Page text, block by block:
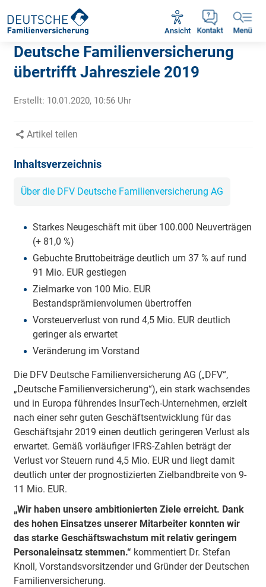
Kontakt
Ansicht Menü
Rückruf vereinbaren
Deutsche Familienversicherung
übertrifft Jahresziele 2019
Erstellt: 10.01.2020, 10:56Uhr
Artikel teilen
Starkes Neugeschäft mit über 100.000 Neuverträgen
(+ 81,0 %)
Gebuchte Bruttobeiträge deutlich um 37 % auf rund
91 Mio. EUR gestiegen
Zielmarke von 100 Mio. EUR
Bestandsprämienvolumen übertroffen
Vorsteuerverlust von rund 4,5 Mio. EUR deutlich
geringer als erwartet
Veränderung im Vorstand
Die DFV Deutsche Familienversicherung AG („DFV“,
„Deutsche Familienversicherung“), ein stark wachsendes
und in Europa führendes InsurTech-Unternehmen, erzielt
nach einer sehr guten Geschäftsentwicklung für das
Geschäftsjahr 2019 einen deutlich geringeren Verlust als
erwartet. Gemäß vorläufiger IFRS-Zahlen beträgt der
Verlust vor Steuern rund 4,5 Mio. EUR und liegt damit
deutlich unter der prognostizierten Zielbandbreite von 9-
11 Mio. EUR.
„Wir haben unsere ambitionierten Ziele erreicht. Dank
des hohen Einsatzes unserer Mitarbeiter konnten wir
das starke Geschäftswachstum mit relativ geringem
Personaleinsatz stemmen.“ kommentiert Dr. Stefan
Knoll, Vorstandsvorsitzender und Gründer der Deutschen
Familienversicherung.
Inhaltsverzeichnis
Über die DFV Deutsche Familienversicherung AG